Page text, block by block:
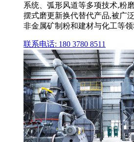
系统、弧形风道等多项技术,粉
摆式磨更新换代替代产品,被广
非金属矿制粉和建材与化工等领
联系电话: 180 3780 8511